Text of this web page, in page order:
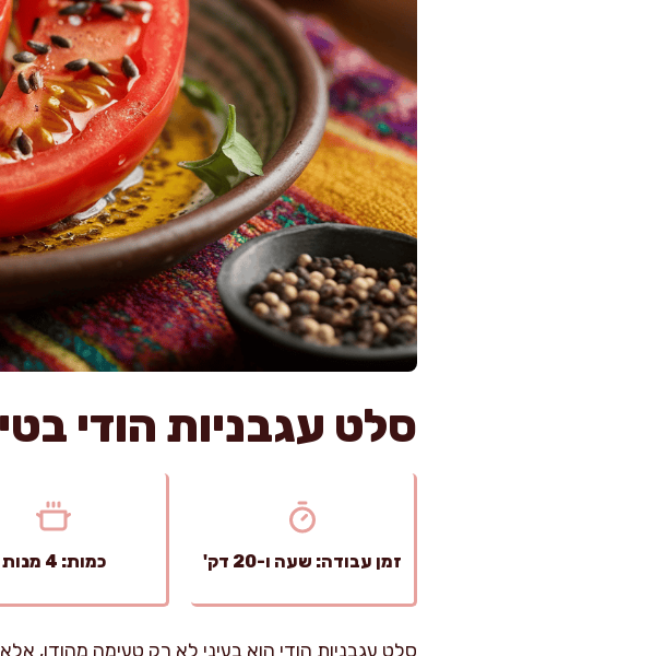
סלט עגבניות הודי
זמן עבודה: שעה ו-20 דק' כמות: 4 מנות
סלט עגבניות הודי הוא בעיני לא רק טעימה מהודו,